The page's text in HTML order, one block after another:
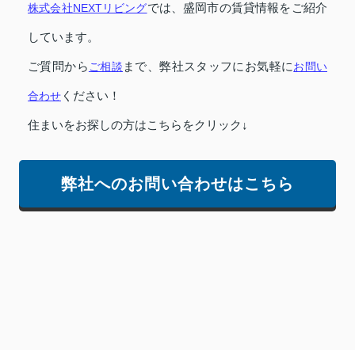
株式会社NEXTリビングでは、盛岡市の賃貸情報をご紹介
しています。
ご質問から ご相談 まで、弊社スタッフにお気軽にお問い
合わせ ください！
住まいをお探しの方はこちらをクリック↓
弊社へのお問い合わせはこちら